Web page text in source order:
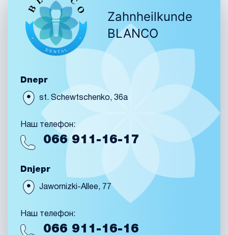
Zahnheilkunde
BLANCO
Dnepr
st. Schewtschenko, 36a
Наш телефон:
066911-16-17
Dnjepr
Jawornizki-Allee, 77
Наш телефон:
066 911-16-16